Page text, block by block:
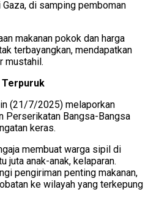
di samping pemboman
makanan pokok dan harga
terbayangkan, mendapatkan
mustahil.
Terpuruk
(21/7/2025) melaporkan
Perserikatan Bangsa-Bangsa
keras.
membuat warga sipil di
juta anak-anak, kelaparan.
pengiriman penting makanan,
ke wilayah yang terkepung